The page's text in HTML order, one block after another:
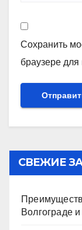
Сохранить
браузере
СВЕЖИЕ
Волгограде